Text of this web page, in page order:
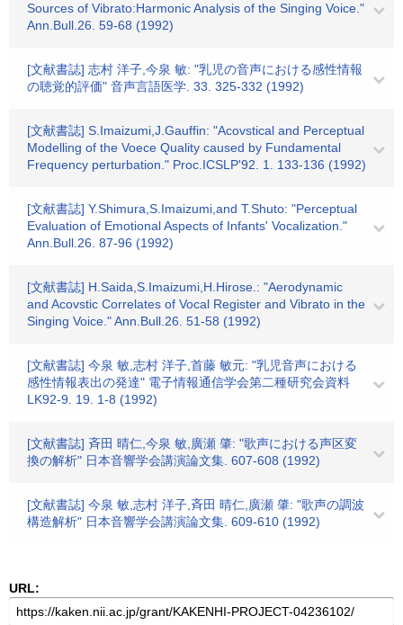
Sources of Vibrato:Harmonic Analysis of the Singing Voice."
Ann.Bull.26. 59-68 (1992)
[文献書誌] 志村 洋子,今泉 敏: "乳児の音声における感性情報
の聴覚的評価" 音声言語医学. 33. 325-332 (1992)
[文献書誌] S.Imaizumi,J.Gauffin: "Acovstical and Perceptual
Modelling of the Voece Quality caused by Fundamental
Frequency perturbation." Proc.ICSLP'92. 1. 133-136 (1992)
[文献書誌] Y.Shimura,S.Imaizumi,and T.Shuto: "Perceptual
Evaluation of Emotional Aspects of Infants' Vocalization."
Ann.Bull.26. 87-96 (1992)
[文献書誌] H.Saida,S.Imaizumi,H.Hirose.: "Aerodynamic
and Acovstic Correlates of Vocal Register and Vibrato in the
Singing Voice." Ann.Bull.26. 51-58 (1992)
[文献書誌] 今泉 敏,志村 洋子,首藤 敏元: "乳児音声における
感性情報表出の発達" 電子情報通信学会第二種研究会資料
LK92-9. 19. 1-8 (1992)
[文献書誌] 斉田 晴仁,今泉 敏,廣瀬 肇: "歌声における声区変
換の解析" 日本音響学会講演論文集. 607-608 (1992)
[文献書誌] 今泉 敏,志村 洋子,斉田 晴仁,廣瀬 肇: "歌声の調波
構造解析" 日本音響学会講演論文集. 609-610 (1992)
URL: